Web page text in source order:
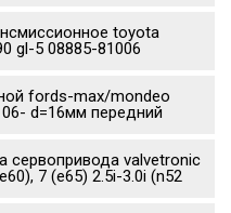
toyota
gl-5 08885-81006
fords-max/mondeo
d=16мм передний
сервопривода valvetronic
7 (e65) 2.5i-3.0i (n52